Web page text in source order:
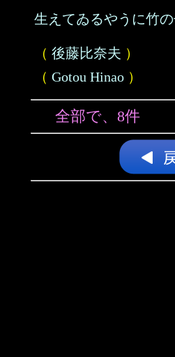
生えてゐるやうに竹
（ 後藤比奈夫 ）
（ Gotou Hinao ）
全部で、8件